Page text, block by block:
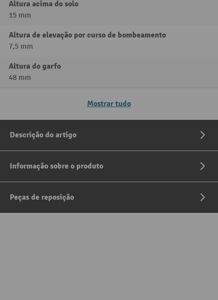
Altura acima do solo
15 mm
Altura de elevação por curso de bombeamento
7,5 mm
Altura do garfo
48 mm
Mostrar tudo
Descrição do artigo
Informação sobre o produto
Peças de reposição